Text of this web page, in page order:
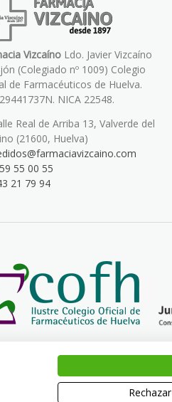
Vizcaíno Ldo. Javier Vizcaíno
(Colegiado nº 1009) Colegio
de Farmacéuticos de Huelva.
NICA 22548.
Real de Arriba 13, Valverde del
(21600, Huelva)
55 00 55
21 79 94
Rechazar